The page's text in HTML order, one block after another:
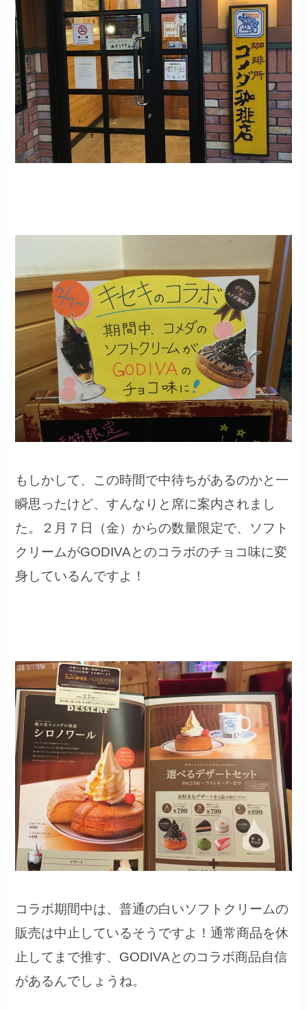
もしかして、この時間で中待ちがあるのかと一
瞬思ったけど、すんなりと席に案内されまし
た。２月７日（金）からの数量限定で、ソフト
クリームがGODIVAとのコラボのチョコ味に変
身しているんですよ！
コラボ期間中は、普通の白いソフトクリームの
販売は中止しているそうですよ！通常商品を休
止してまで推す、GODIVAとのコラボ商品自信
があるんでしょうね。